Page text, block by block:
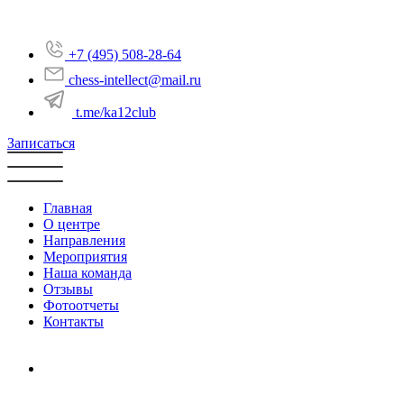
+7 (495) 508-28-64
chess-intellect@mail.ru
t.me/ka12club
Записаться
Главная
О центре
Направления
Мероприятия
Наша команда
Отзывы
Фотоотчеты
Контакты